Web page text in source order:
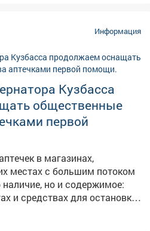
что ажиотажный
на заправках
стабилизации
между независимыми
и логистическими
топлива. Главам
сигнал и оперативно
точки. В ближайшие дни
топлива для
сформирован, утверждён
Информация
Кузбасса
общественные
первой
в магазинах,
местах с большим потоком
но и содержимое:
и средствах для остановки
- укрытия в